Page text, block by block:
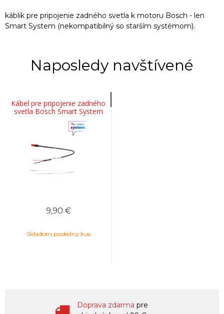
káblik pre pripojenie zadného svetla k motoru Bosch - len
Smart System (nekompatibilný so starším systémom).
Naposledy navštívené
Kábel pre pripojenie zadného
svetla Bosch Smart System
9,90 €
Skladom posledný kus
Doprava zdarma pre